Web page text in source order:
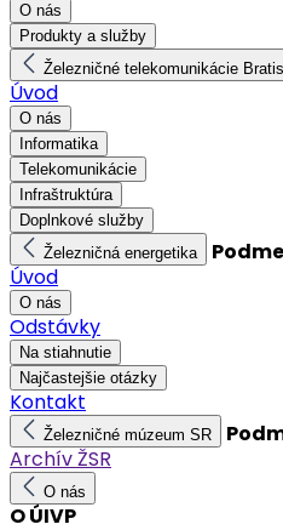
O nás
Produkty a služby
Železničné telekomunikácie
Úvod
O nás
Informatika
Telekomunikácie
Infraštruktúra
Doplnkové služby
Železničná energetika
Úvod
O nás
Odstávky
Na stiahnutie
Najčastejšie otázky
Kontakt
Železničné múzeum SR
Archív ŽSR
O nás
O ÚIVP